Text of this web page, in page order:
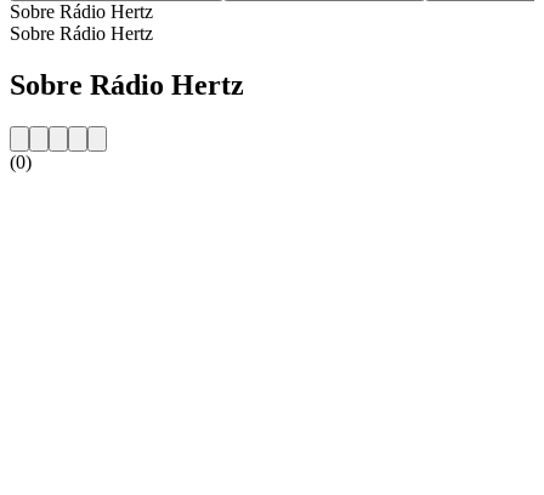
Sobre Rádio Hertz
Sobre Rádio Hertz
Sobre Rádio Hertz
(0)